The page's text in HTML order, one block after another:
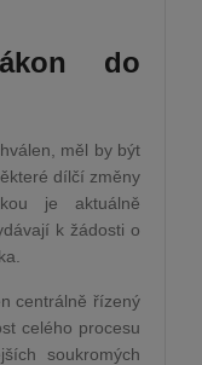
do
měl by být
dílčí změny
je aktuálně
k žádosti o
centrálně řízený
celého procesu
soukromých